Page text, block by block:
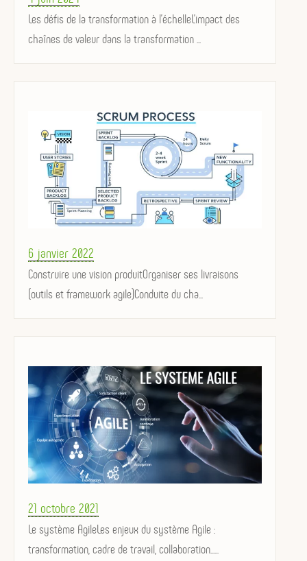
on
Les défis de la transformation à l'échelleL'impact des
chaînes de valeur dans la transformation ...
Posted
on
6 janvier 2022
Construire une vision produitOrganiser ses livraisons
(outils et framework agile)Conduite du cha...
Posted
on
21 octobre 2021
Le système AgileLes enjeux du système Agile :
transformation, cadre de travail, collaboration......